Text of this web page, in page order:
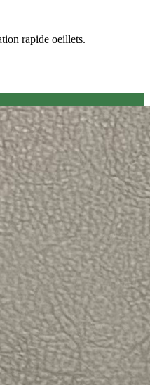
rapide oeillets.